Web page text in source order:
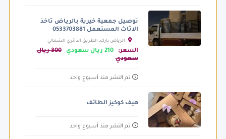
توصيل جمعية خيرية بالرياض تاخذ
الاثاث المستعمل 0533703881
الرياض بارك، الطريق الدائري الشمالي
الفرعي، الرياض السعودية
السعر: 210 ريال سعودي
300 ريال
سعودي
تم النشر منذ أسبوع واحد
هيف كوكيز الطائف
تم النشر منذ أسبوع واحد